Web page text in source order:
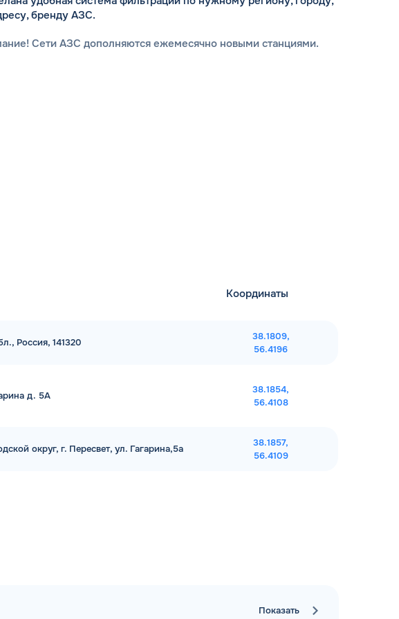
бренду АЗС.
Сети АЗС дополняются ежемесячно новыми станциями.
Координаты
Россия, 141320
38.1809,
56.4196
д. 5А
38.1854,
56.4108
округ, г. Пересвет, ул. Гагарина,5а
38.1857,
56.4109
Показать